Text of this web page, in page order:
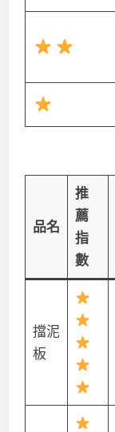
品名
推
薦
指
數
擋泥
板